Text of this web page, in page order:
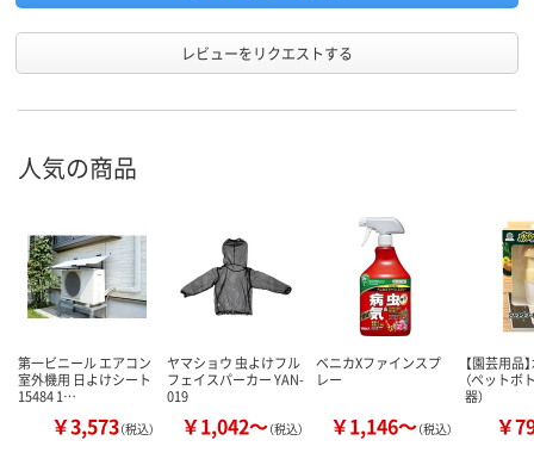
レビューをリクエストする
人気の商品
第一ビニール エアコン
室外機用 日よけシート
15484 1…
￥3,573（税込）
ヤマショウ 虫よけフル
フェイスパーカー YAN-
019
￥1,042～（税込）
ベニカXファインスプ
レー
￥1,146～（税込）
【園芸用品
（ペットボ
器）
￥